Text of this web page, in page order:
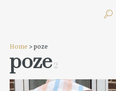
Home > poze
poze 2